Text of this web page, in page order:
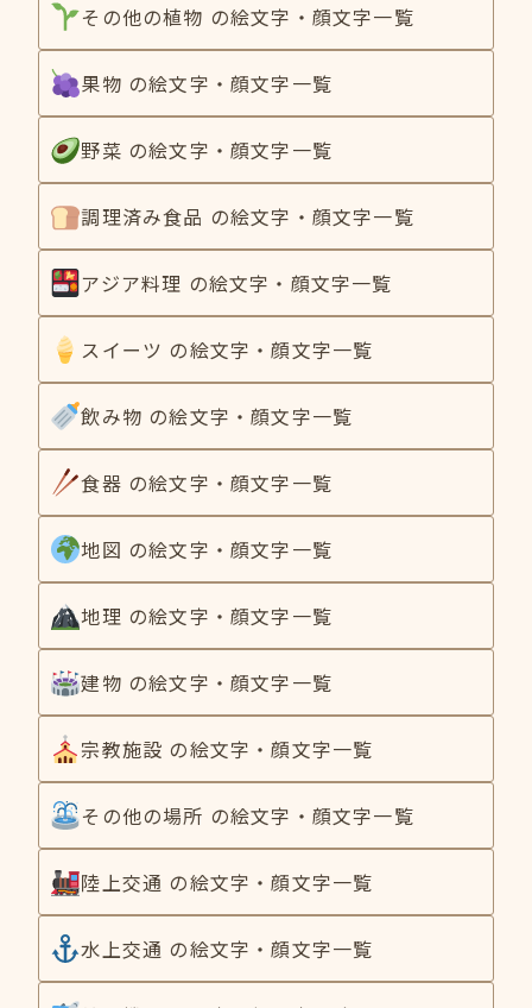
その他の植物 の絵文字・顔文字一覧
果物 の絵文字・顔文字一覧
野菜 の絵文字・顔文字一覧
調理済み食品 の絵文字・顔文字一覧
アジア料理 の絵文字・顔文字一覧
スイーツ の絵文字・顔文字一覧
飲み物 の絵文字・顔文字一覧
食器 の絵文字・顔文字一覧
地図 の絵文字・顔文字一覧
地理 の絵文字・顔文字一覧
建物 の絵文字・顔文字一覧
宗教施設 の絵文字・顔文字一覧
その他の場所 の絵文字・顔文字一覧
陸上交通 の絵文字・顔文字一覧
水上交通 の絵文字・顔文字一覧